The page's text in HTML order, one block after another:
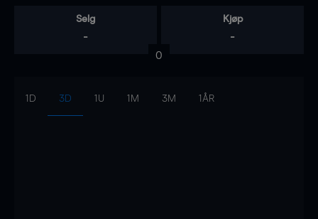
Selg
-
Kjøp
-
0
1D 3D 1U 1M 3M 1ÅR